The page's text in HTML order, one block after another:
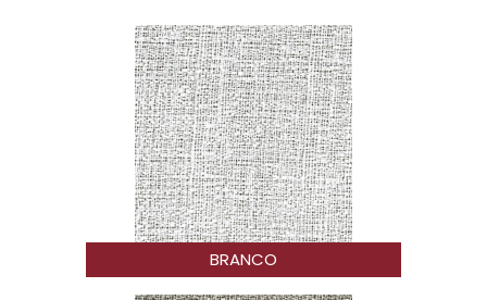
BRANCO